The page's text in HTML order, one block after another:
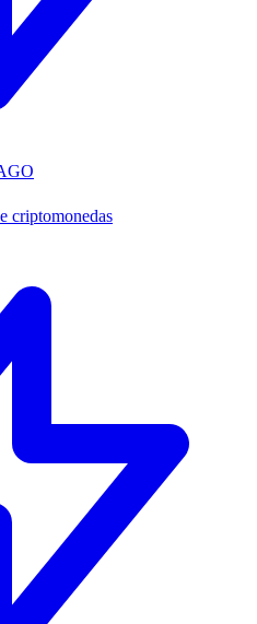
criptomonedas